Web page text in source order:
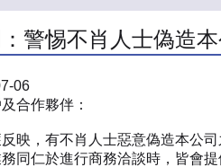
警惕不肖人士偽造
06
合作夥伴：
映，有不肖人士惡意偽造本公
同仁於進行商務洽談時，皆會